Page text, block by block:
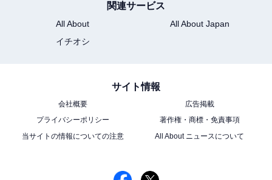
関連サービス
All About
All About Japan
イチオシ
サイト情報
会社概要
広告掲載
プライバシーポリシー
著作権・商標・免責事項
当サイトの情報についての注意
All About ニュースについて